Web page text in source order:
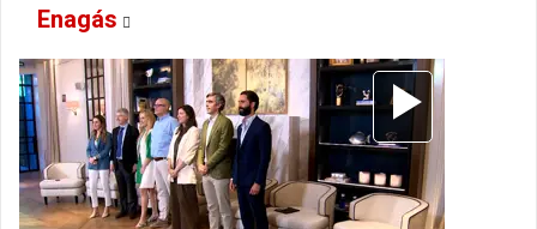
Enagás